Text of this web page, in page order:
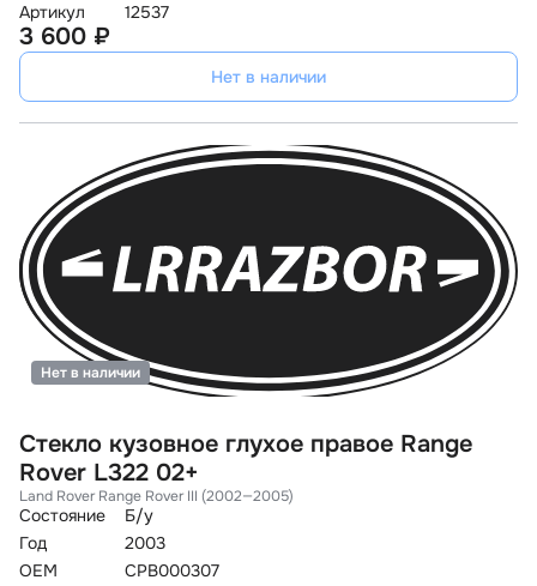
Артикул
12537
3 600 ₽
Нет в наличии
Стекло кузовное глухое правое Range
Rover L322 02+
Land Rover Range Rover III (2002—2005)
Состояние
Б/у
Год
2003
OEM
CPB000307
Нет в наличии